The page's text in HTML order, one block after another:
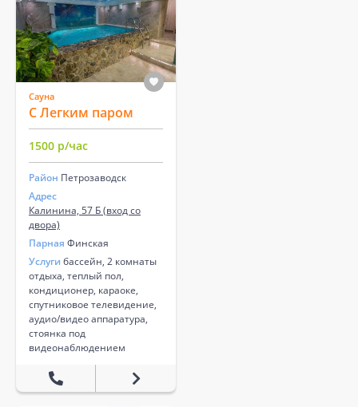
Сауна
С Легким паром
1500 р/час
Район Петрозаводск
Адрес
Калинина, 57 Б (вход со
двора)
Парная Финская
Услуги бассейн, 2 комнаты
отдыха, теплый пол,
кондиционер, караоке,
спутниковое телевидение,
аудио/видео аппаратура,
стоянка под
видеонаблюдением